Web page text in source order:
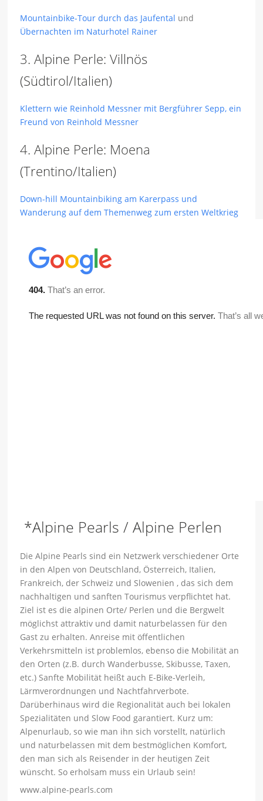
Mountainbike-Tour durch das Jaufental und
Übernachten im Naturhotel Rainer
3. Alpine Perle: Villnös
(Südtirol/Italien)
Klettern wie Reinhold Messner mit Bergführer Sepp, ein
Freund von Reinhold Messner
4. Alpine Perle: Moena
(Trentino/Italien)
Down-hill Mountainbiking am Karerpass und
Wanderung auf dem Themenweg zum ersten Weltkrieg
*Alpine Pearls / Alpine Perlen
Die Alpine Pearls sind ein Netzwerk verschiedener Orte
in den Alpen von Deutschland, Österreich, Italien,
Frankreich, der Schweiz und Slowenien , das sich dem
nachhaltigen und sanften Tourismus verpflichtet hat.
Ziel ist es die alpinen Orte/ Perlen und die Bergwelt
möglichst attraktiv und damit naturbelassen für den
Gast zu erhalten. Anreise mit öffentlichen
Verkehrsmitteln ist problemlos, ebenso die Mobilität an
den Orten (z.B. durch Wanderbusse, Skibusse, Taxen,
etc.) Sanfte Mobilität heißt auch E-Bike-Verleih,
Lärmverordnungen und Nachtfahrverbote.
Darüberhinaus wird die Regionalität auch bei lokalen
Spezialitäten und Slow Food garantiert. Kurz um:
Alpenurlaub, so wie man ihn sich vorstellt, natürlich
und naturbelassen mit dem bestmöglichen Komfort,
den man sich als Reisender in der heutigen Zeit
wünscht. So erholsam muss ein Urlaub sein!
www.alpine-pearls.com